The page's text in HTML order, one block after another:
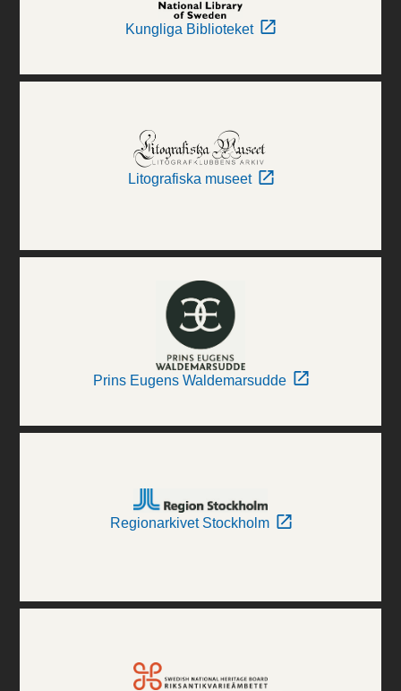
Kungliga Biblioteket
Litografiska museet
Prins Eugens Waldemarsudde
Regionarkivet Stockholm